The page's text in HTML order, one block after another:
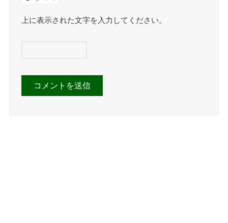
上に表示された文字を入力してください。